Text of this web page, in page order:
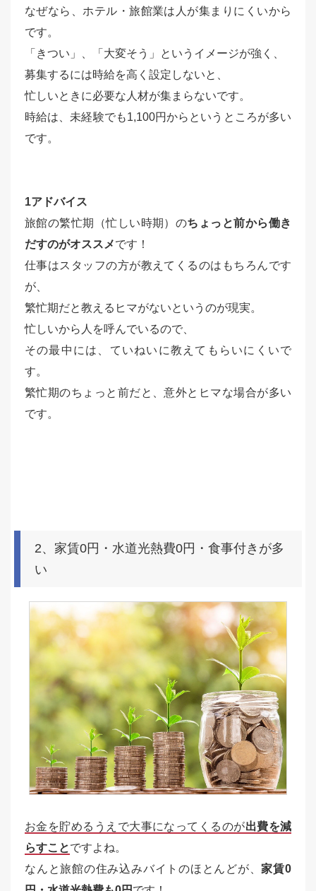
なぜなら、ホテル・旅館業は人が集まりにくいから
です。
「きつい」、「大変そう」というイメージが強く、
募集するには時給を高く設定しないと、
忙しいときに必要な人材が集まらないです。
時給は、未経験でも1,100円からというところが多い
です。
1アドバイス
旅館の繁忙期（忙しい時期）のちょっと前から働き
だすのがオススメです！
仕事はスタッフの方が教えてくるのはもちろんです
が、
繁忙期だと教えるヒマがないというのが現実。
忙しいから人を呼んでいるので、
その最中には、ていねいに教えてもらいにくいで
す。
繁忙期のちょっと前だと、意外とヒマな場合が多い
です。
2、家賃0円・水道光熱費0円・食事付きが多
い
お金を貯めるうえで大事になってくるのが出費を減
らすことですよね。
なんと旅館の住み込みバイトのほとんどが、家賃0